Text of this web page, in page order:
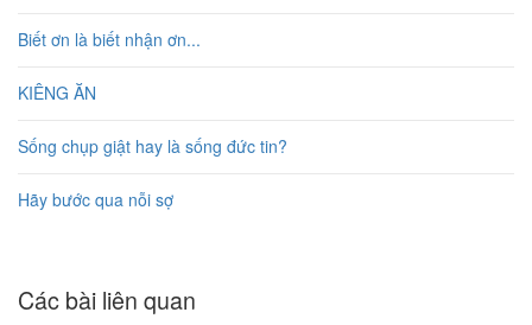
Biết ơn là biết nhận ơn...
KIÊNG ĂN
Sống chụp giật hay là sống đức tin?
Hãy bước qua nỗi sợ
Các bài liên quan